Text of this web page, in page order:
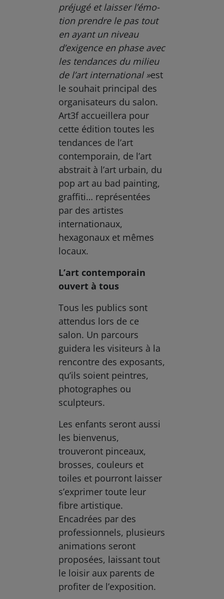
préjugé et laisser l’émo­
tion prendre le pas tout
en ayant un niveau
d’exigence en phase avec
les tendances du milieu
de l’art international »est
le souhait principal des
organisateurs du salon.
Art3f accueillera pour
cette édition toutes les
tendances de l’art
contemporain, de l’art
abstrait à l’art urbain, du
pop art au bad painting,
graffiti… représentées
par des artistes
internationaux,
hexagonaux et mêmes
locaux.
L’art contemporain
ouvert à tous
Tous les publics sont
attendus lors de ce
salon. Un parcours
guidera les visiteurs à la
rencontre des exposants,
qu’ils soient peintres,
photographes ou
sculpteurs.
Les enfants seront aussi
les bienvenus,
trouveront pinceaux,
brosses, couleurs et
toiles et pourront laisser
s’exprimer toute leur
fibre artistique.
Encadrées par des
professionnels, plusieurs
animations seront
proposées, laissant tout
le loisir aux parents de
profiter de l’exposition.